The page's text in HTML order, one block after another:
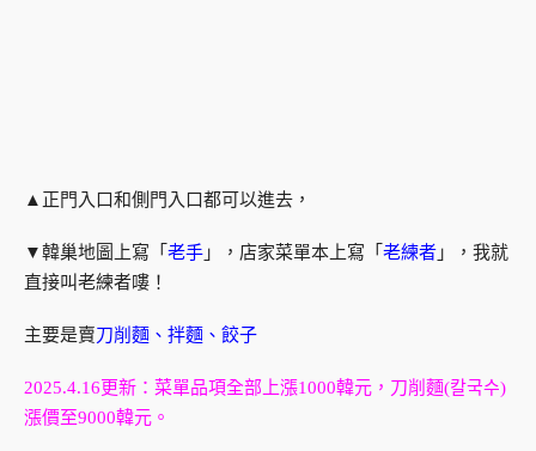
▲正門入口和側門入口都可以進去，
▼韓巢地圖上寫「 老手 」，店家菜單本上寫「 老練者 」，我就
直接叫老練者嘍！
主要是賣刀削麵、拌麵、餃子
2025.4.16更新：菜單品項全部上漲1000韓元，刀削麵(칼국수)
漲價至9000韓元。